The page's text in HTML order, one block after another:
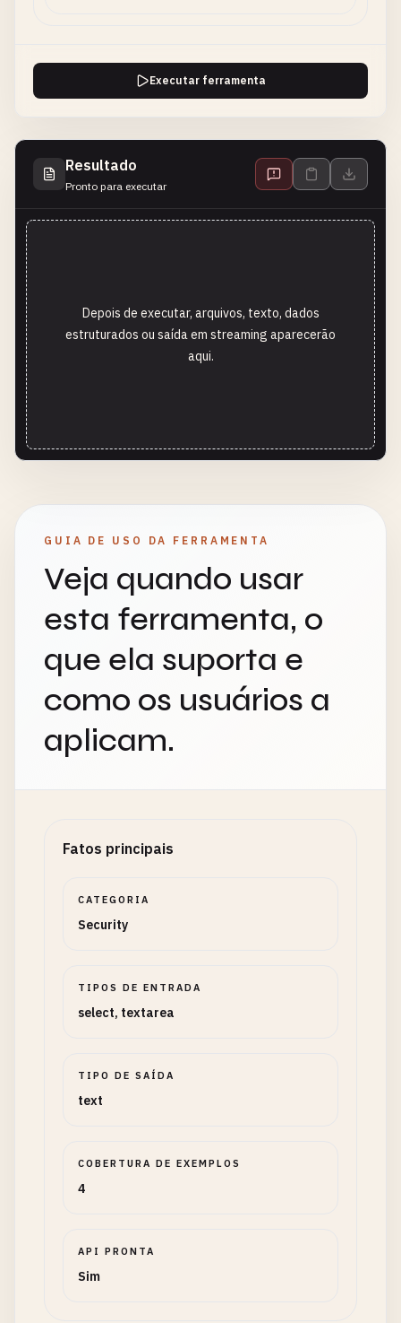
Executar ferramenta
Resultado
Pronto para executar
Depois de executar, arquivos, texto, dados
estruturados ou saída em streaming aparecerão
aqui.
GUIA DE USO DA FERRAMENTA
Veja quando usar
esta ferramenta, o
que ela suporta e
como os usuários a
aplicam.
Fatos principais
CATEGORIA
Security
TIPOS DE ENTRADA
select, textarea
TIPO DE SAÍDA
text
COBERTURA DE EXEMPLOS
4
API PRONTA
Sim